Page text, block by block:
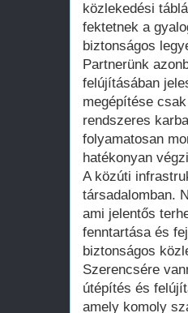
közlekedési
fektetnek a
biztonságos
Partnerünk
felújításában
megépítése
rendszeres
folyamatosan
hatékonyan
A közúti
társadalomban.
ami jelentős
fenntartása és
biztonságos
Szerencsére
útépítés és
amely komoly